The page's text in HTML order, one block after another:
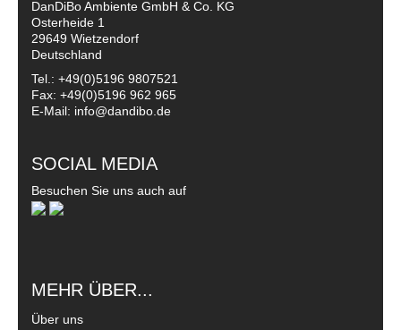
DanDiBo Ambiente GmbH & Co. KG
Osterheide 1
29649 Wietzendorf
Deutschland
Tel.: +49(0)5196 9807521
Fax: +49(0)5196 962 965
E-Mail: info@dandibo.de
SOCIAL MEDIA
Besuchen Sie uns auch auf
MEHR ÜBER...
Über uns